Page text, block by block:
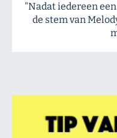
"Nadat iedereen
de stem van